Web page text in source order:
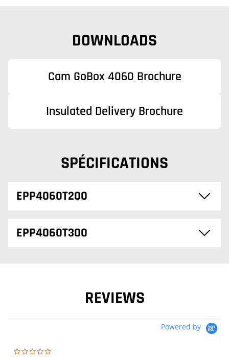
DOWNLOADS
Cam GoBox 4060 Brochure
Insulated Delivery Brochure
SPÉCIFICATIONS
EPP4060T200
EPP4060T300
REVIEWS
Powered by